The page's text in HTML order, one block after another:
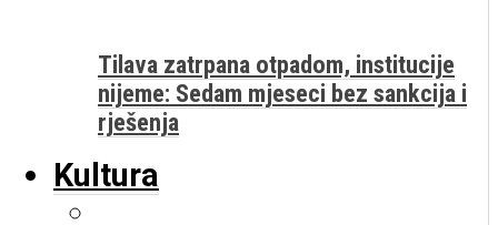
Tilava zatrpana otpadom, institucije
nijeme: Sedam mjeseci bez sankcija i
rješenja
Kultura